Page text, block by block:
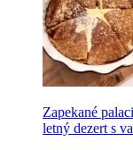
Zapekané
letný dezert s